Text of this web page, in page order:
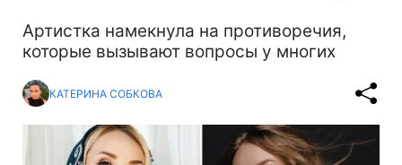
Артистка намекнула на противоречия,
которые вызывают вопросы у многих
КАТЕРИНА СОБКОВА